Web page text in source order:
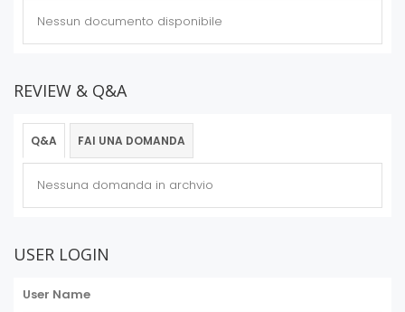
Nessun documento disponibile
REVIEW & Q&A
Q&A FAI UNA DOMANDA
Nessuna domanda in archvio
USER LOGIN
User Name